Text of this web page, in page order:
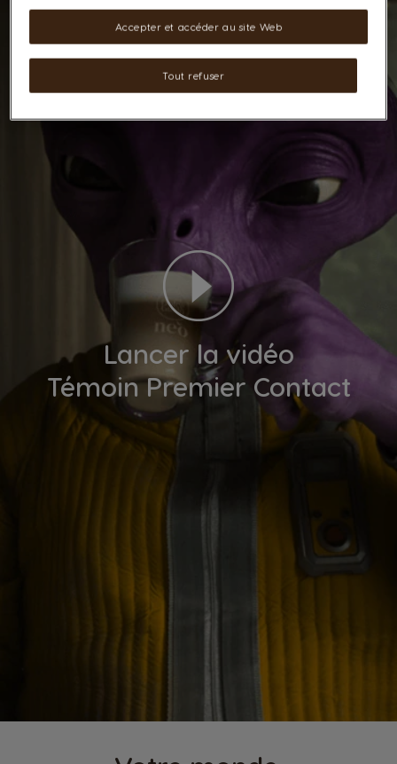
Lancer la vidéo
Témoin Premier Contact
Tout refuser
Accepter et accéder au site Web